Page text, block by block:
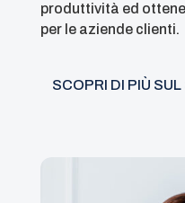
produttività ed
per le aziende clienti.
SCOPRI DI PIÙ